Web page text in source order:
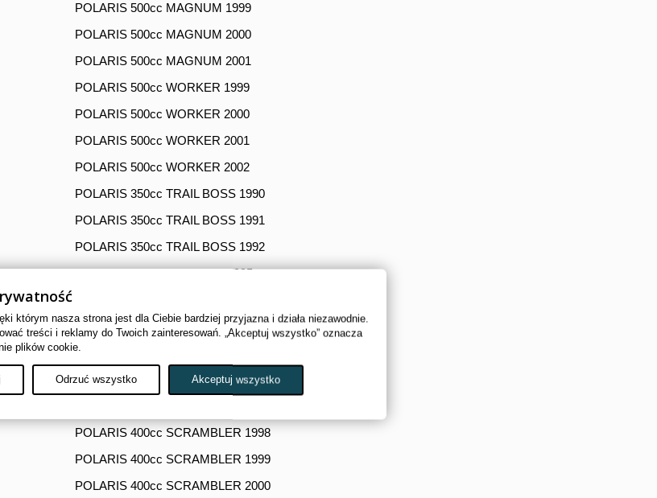
POLARIS 500cc MAGNUM 1999
POLARIS 500cc MAGNUM 2000
POLARIS 500cc MAGNUM 2001
POLARIS 500cc WORKER 1999
POLARIS 500cc WORKER 2000
POLARIS 500cc WORKER 2001
POLARIS 500cc WORKER 2002
POLARIS 350cc TRAIL BOSS 1990
POLARIS 350cc TRAIL BOSS 1991
POLARIS 350cc TRAIL BOSS 1992
POLARIS 400cc BIG BOSS 1995
POLARIS 400cc BIG BOSS 1997
POLARIS 400cc SCRAMBLER 1995
POLARIS 400cc SCRAMBLER 1996
POLARIS 400cc SCRAMBLER 1998
POLARIS 400cc SCRAMBLER 1999
POLARIS 400cc SCRAMBLER 2000
którym nasza strona jest dla Ciebie bardziej przyjazna i działa niezawodnie.
treści i reklamy do Twoich zainteresowań. „Akceptuj wszystko” oznacza
plików cookie.
Odrzuć wszystko Akceptuj wszystko